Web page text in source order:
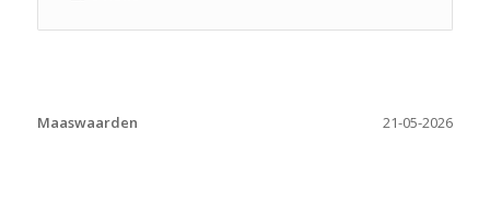
21-05-2026
Maaswaarden